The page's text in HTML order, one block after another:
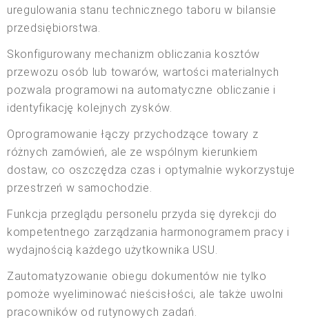
uregulowania stanu technicznego taboru w bilansie
przedsiębiorstwa.
Skonfigurowany mechanizm obliczania kosztów
przewozu osób lub towarów, wartości materialnych
pozwala programowi na automatyczne obliczanie i
identyfikację kolejnych zysków.
Oprogramowanie łączy przychodzące towary z
różnych zamówień, ale ze wspólnym kierunkiem
dostaw, co oszczędza czas i optymalnie wykorzystuje
przestrzeń w samochodzie.
Funkcja przeglądu personelu przyda się dyrekcji do
kompetentnego zarządzania harmonogramem pracy i
wydajnością każdego użytkownika USU.
Zautomatyzowanie obiegu dokumentów nie tylko
pomoże wyeliminować nieścisłości, ale także uwolni
pracowników od rutynowych zadań.